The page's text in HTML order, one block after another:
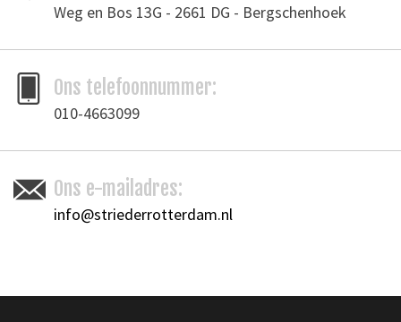
kunststofhamer/leergereedschap
Ivan Leathercraft
Weg en Bos 13G - 2661 DG - Bergschenhoek
Ons telefoonnummer:
010-4663099
Ons e-mailadres:
info@striederrotterdam.nl